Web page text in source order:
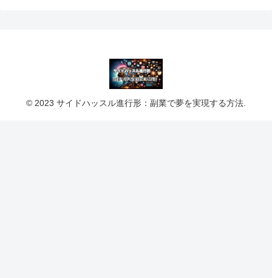
© 2023 サイドハッスル進行形：副業で夢を実現する方法.